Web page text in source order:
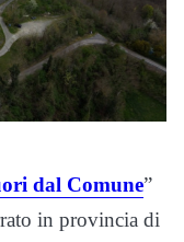
dal Comune”
in provincia di